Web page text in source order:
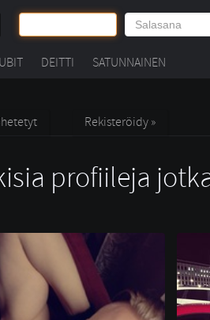
DEITTI SATUNNAINEN
Rekisteröidy »
profiileja